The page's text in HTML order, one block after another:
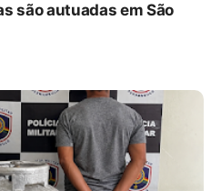
são autuadas em São